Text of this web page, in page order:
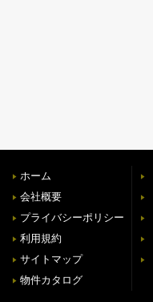
ホーム
会社概要
プライバシーポリシー
利用規約
サイトマップ
物件カタログ